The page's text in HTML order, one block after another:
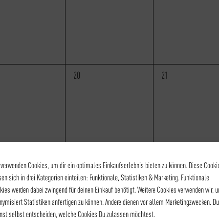
Cookies, um dir ein optimales Einkaufserlebnis bieten zu können. Diese
sich in drei Kategorien einteilen: Funktionale, Statistiken & Marketing. Funktionale
werden dabei zwingend für deinen Einkauf benötigt. Weitere Cookies verwenden wir,
Statistiken anfertigen zu können. Andere dienen vor allem Marketingzwecken. Du
selbst entscheiden, welche Cookies Du zulassen möchtest.
0
20
0
21
VERANSTALTUNG,
18:15-21:15
Barista Level 1
Veranstaltungen,